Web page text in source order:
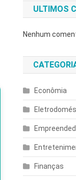
ULTIMOS
Nenhum
Econômia
Finanças